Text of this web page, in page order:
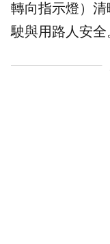
轉向指示燈）
駛與用路人安全